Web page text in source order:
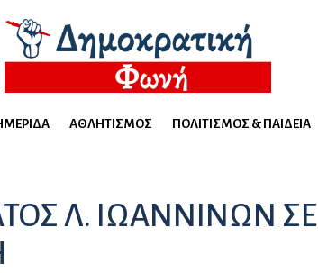
ΑΘΛΗΤΙΣΜΌΣ ΠΟΛΙΤΙΣΜΌΣ & ΠΑΙΔΕΊΑ
Λ. ΙΩΑΝΝΙΝΩΝ ΣΕ